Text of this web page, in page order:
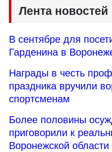
Лента новостей
В сентябре для
Гарденина в
Награды в честь
праздника вручили
спортсменам
Более половины
приговорили к
Воронежской области